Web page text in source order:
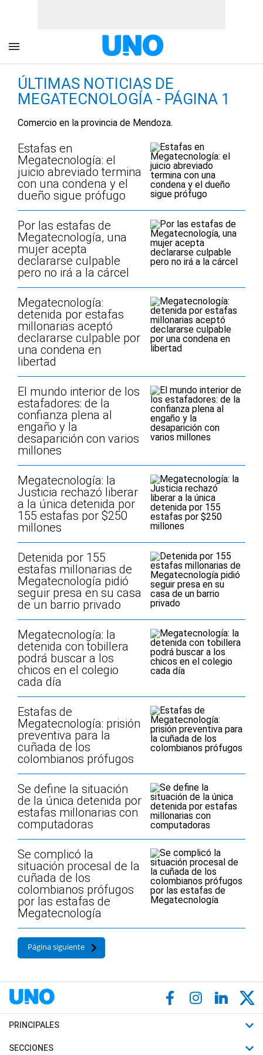
ÚLTIMAS NOTICIAS DE
MEGATECNOLOGÍA - PÁGINA 1
Comercio en la provincia de Mendoza.
Estafas en
Megatecnología: el
juicio abreviado termina
con una condena y el
dueño sigue prófugo
Por las estafas de
Megatecnología, una
mujer acepta
declararse culpable
pero no irá a la cárcel
Megatecnología:
detenida por estafas
millonarias aceptó
declararse culpable por
una condena en
libertad
El mundo interior de los
estafadores: de la
confianza plena al
engaño y la
desaparición con varios
millones
Megatecnología: la
Justicia rechazó liberar
a la única detenida por
155 estafas por $250
millones
Detenida por 155
estafas millonarias de
Megatecnología pidió
seguir presa en su casa
de un barrio privado
Megatecnología: la
detenida con tobillera
podrá buscar a los
chicos en el colegio
cada día
Estafas de
Megatecnología: prisión
preventiva para la
cuñada de los
colombianos prófugos
Se define la situación
de la única detenida por
estafas millonarias con
computadoras
Se complicó la
situación procesal de la
cuñada de los
colombianos prófugos
por las estafas de
Megatecnología
Página siguiente
PRINCIPALES
Últimas Noticias
SECCIONES